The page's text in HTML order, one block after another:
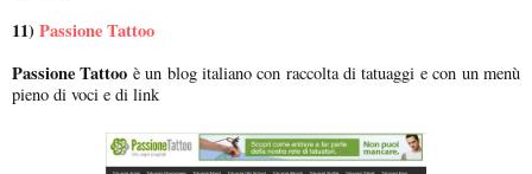
11)Passione Tattoo
Passione Tattoo è un blog italiano con raccolta di tatuaggi e con un menù
pieno di voci e di link